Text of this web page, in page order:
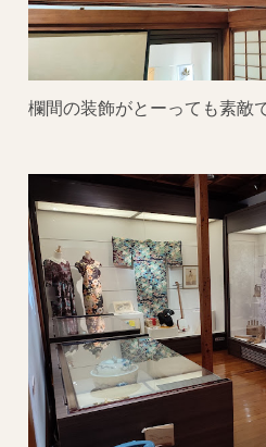
欄間の装飾がとーっても素敵